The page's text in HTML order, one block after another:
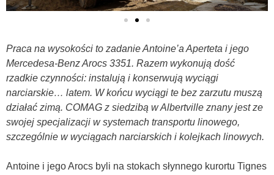
Praca na wysokości to zadanie Antoine’a Aperteta i jego
Mercedesa-Benz Arocs 3351. Razem wykonują dość
rzadkie czynności: instalują i konserwują wyciągi
narciarskie… latem. W końcu wyciągi te bez zarzutu muszą
działać zimą. COMAG z siedzibą w Albertville znany jest ze
swojej specjalizacji w systemach transportu linowego,
szczególnie w wyciągach narciarskich i kolejkach linowych.
Antoine i jego Arocs byli na stokach słynnego kurortu Tignes